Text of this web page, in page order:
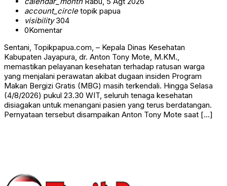
account_circletopik papua
visibility304
0Komentar
Sentani, Topikpapua.com, – Kepala Dinas Kesehatan
Kabupaten Jayapura, dr. Anton Tony Mote, M.KM.,
memastikan pelayanan kesehatan terhadap ratusan warga
yang menjalani perawatan akibat dugaan insiden Program
Makan Bergizi Gratis (MBG) masih terkendali. Hingga Selasa
(4/8/2026) pukul 23.30 WIT, seluruh tenaga kesehatan
disiagakan untuk menangani pasien yang terus berdatangan.
Pernyataan tersebut disampaikan Anton Tony Mote saat […]